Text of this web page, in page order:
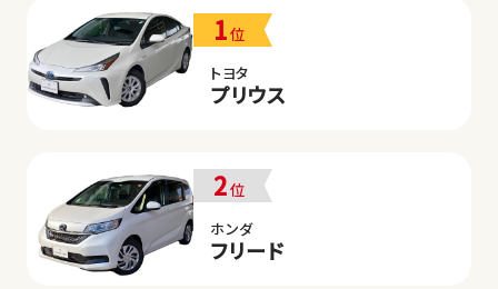
1位
トヨタ
プリウス
2位
ホンダ
フリード